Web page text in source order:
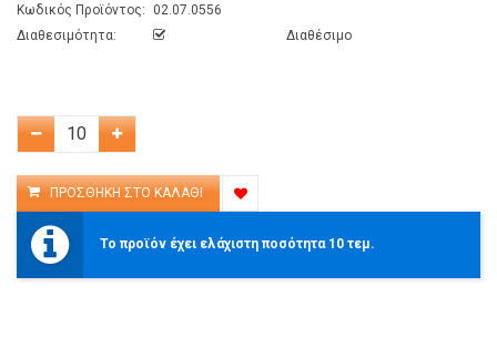
Κωδικός Προϊόντος:
02.07.0556
Διαθεσιμότητα:
Διαθέσιμο
Το προϊόν έχει ελάχιστη ποσότητα 10 τεμ.